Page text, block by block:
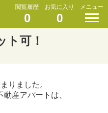
閲覧履歴
0
お気に入り
0
メニュー
ト可！
りました。
産アパートは、